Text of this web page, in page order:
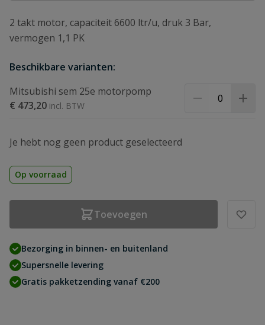
2 takt motor, capaciteit 6600 ltr/u, druk 3 Bar,
vermogen 1,1 PK
Beschikbare varianten:
Mitsubishi sem 25e motorpomp
€ 473,20
Je hebt nog geen product geselecteerd
Op voorraad
Toevoegen
Bezorging in binnen- en buitenland
Supersnelle levering
Gratis pakketzending vanaf €200